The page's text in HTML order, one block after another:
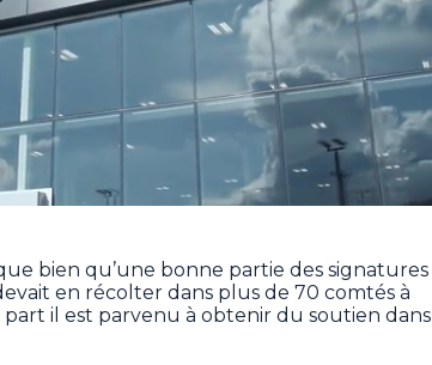
bien qu’une bonne partie des signatures
en récolter dans plus de 70 comtés à
il est parvenu à obtenir du soutien dans